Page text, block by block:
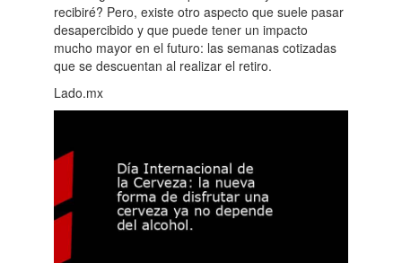
recibiré? Pero, existe otro aspecto que suele pasar
desapercibido y que puede tener un impacto
mucho mayor en el futuro: las semanas cotizadas
que se descuentan al realizar el retiro.
Lado.mx